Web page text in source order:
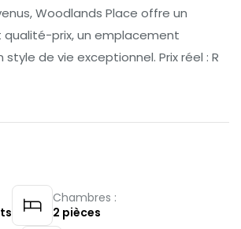
Woodlands Place offre un
prix, un emplacement
de vie exceptionnel. Prix réel : R
Chambres :
2 pièces